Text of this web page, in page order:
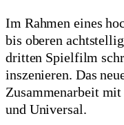
Im Rahmen eines
bis oberen
dritten Spielfilm
inszenieren. Das
Zusammenarbeit
und Universal.